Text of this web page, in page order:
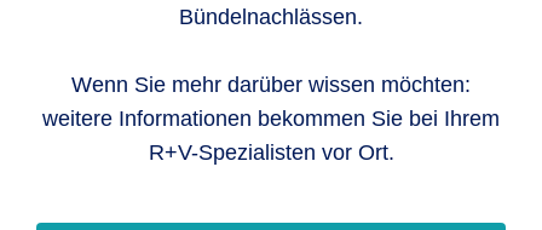
Bündelnachlässen.
Wenn Sie mehr darüber wissen möchten:
weitere Informationen bekommen Sie bei Ihrem
R+V-Spezialisten vor Ort.